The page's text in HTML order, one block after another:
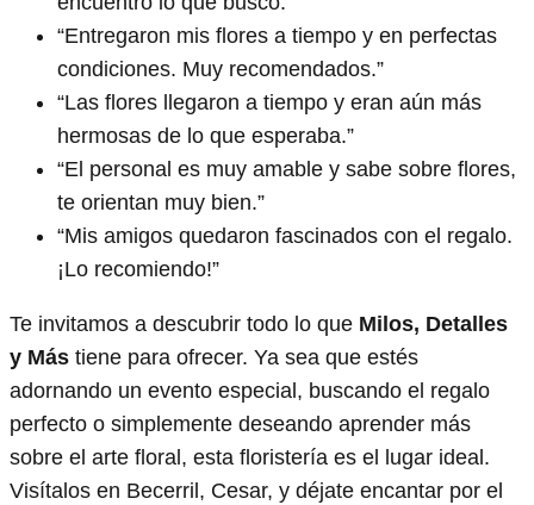
“Entregaron mis flores a tiempo y en perfectas
condiciones. Muy recomendados.”
“Las flores llegaron a tiempo y eran aún más
hermosas de lo que esperaba.”
“El personal es muy amable y sabe sobre flores,
te orientan muy bien.”
“Mis amigos quedaron fascinados con el regalo.
¡Lo recomiendo!”
Te invitamos a descubrir todo lo que Milos, Detalles
y Más tiene para ofrecer. Ya sea que estés
adornando un evento especial, buscando el regalo
perfecto o simplemente deseando aprender más
sobre el arte floral, esta floristería es el lugar ideal.
Visítalos en Becerril, Cesar, y déjate encantar por el